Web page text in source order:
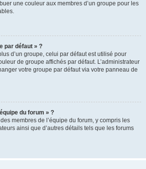
une couleur aux membres d’un groupe pour les
par défaut » ?
d’un groupe, celui par défaut est utilisé pour
de groupe affichés par défaut. L’administrateur
votre groupe par défaut via votre panneau de
du forum » ?
membres de l’équipe du forum, y compris les
ainsi que d’autres détails tels que les forums